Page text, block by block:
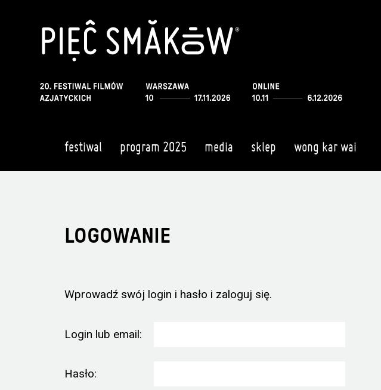
festiwal program 2025 media sklep wong kar wai
LOGOWANIE
Wprowadź swój login i hasło i zaloguj się.
Login lub email:
Hasło: